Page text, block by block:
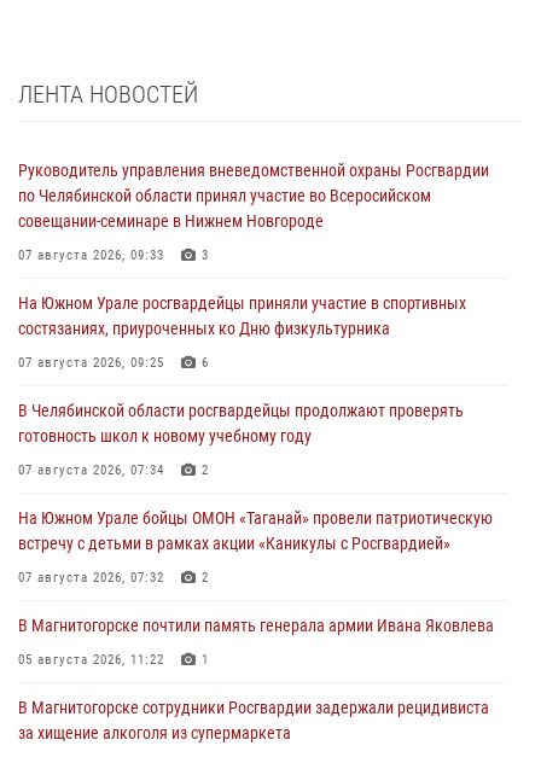
ЛЕНТА НОВОСТЕЙ
Руководитель управления вневедомственной охраны Росгвардии
по Челябинской области принял участие во Всеросийском
совещании-семинаре в Нижнем Новгороде
07 августа 2026, 09:33 3
На Южном Урале росгвардейцы приняли участие в спортивных
состязаниях, приуроченных ко Дню физкультурника
07 августа 2026, 09:25 6
В Челябинской области росгвардейцы продолжают проверять
готовность школ к новому учебному году
07 августа 2026, 07:34 2
На Южном Урале бойцы ОМОН «Таганай» провели патриотическую
встречу с детьми в рамках акции «Каникулы с Росгвардией»
07 августа 2026, 07:32 2
В Магнитогорске почтили память генерала армии Ивана Яковлева
05 августа 2026, 11:22 1
В Магнитогорске сотрудники Росгвардии задержали рецидивиста
за хищение алкоголя из супермаркета